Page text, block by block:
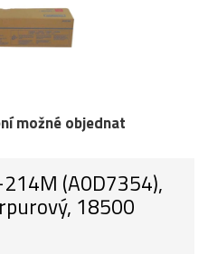
možné objednat
(A0D7354),
18500